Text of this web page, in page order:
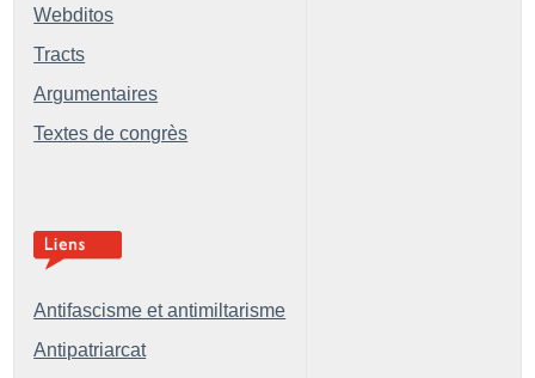
Webditos
Tracts
Argumentaires
Textes de congrès
Antifascisme et antimiltarisme
Antipatriarcat